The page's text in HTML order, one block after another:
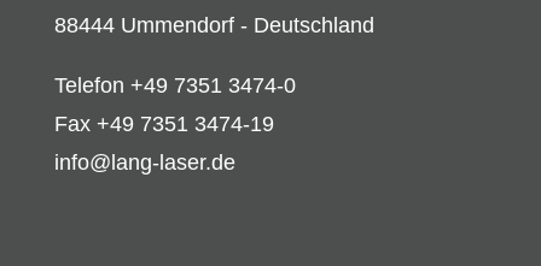
88444 Ummendorf - Deutschland
Telefon +49 7351 3474-0
Fax +49 7351 3474-19
info@lang-laser.de